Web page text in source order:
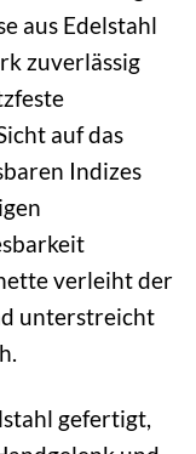
aus Edelstahl
zuverlässig
auf das
Indizes
verleiht der
unterstreicht
gefertigt,